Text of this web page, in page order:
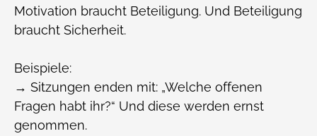
Motivation braucht Beteiligung. Und Beteiligung
braucht Sicherheit.
Beispiele:
→ Sitzungen enden mit: „Welche offenen
Fragen habt ihr?“ Und diese werden ernst
genommen.